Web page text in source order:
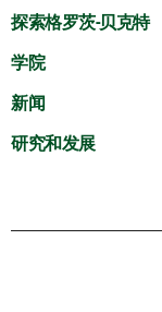
探索格罗茨-贝克特
学院
新闻
研究和发展